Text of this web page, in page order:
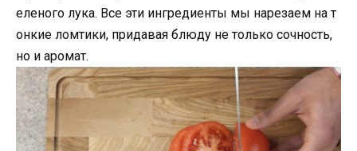
еленого лука. Все эти ингредиенты мы нарезаем на т
онкие ломтики, придавая блюду не только сочность,
но и аромат.